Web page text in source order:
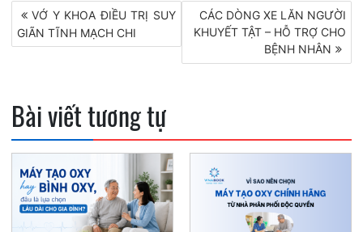
Điều
hướng
viết
VỚ Y KHOA ĐIỀU TRỊ SUY
GIÃN TĨNH MẠCH CHI
CÁC DÒNG XE LĂN NGƯỜI
KHUYẾT TẬT – HỖ TRỢ CHO
BỆNH NHÂN
Bài viết tương tự